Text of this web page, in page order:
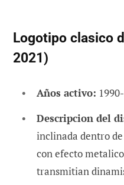
Logotipo clasico
2021)
Años activo:
Descripcion del
inclinada dentro
con efecto
transmitian